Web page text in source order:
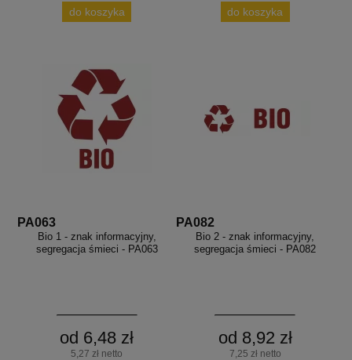
do koszyka do koszyka
PA063
Bio 1 - znak informacyjny,
segregacja śmieci - PA063
od 6,48 zł
5,27 zł netto
PA082
Bio 2 - znak informacyjny,
segregacja śmieci - PA082
od 8,92 zł
7,25 zł netto